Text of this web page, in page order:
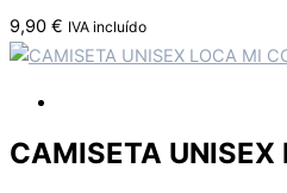
9,90 € IVA incluído
CAMISETA UNISEX